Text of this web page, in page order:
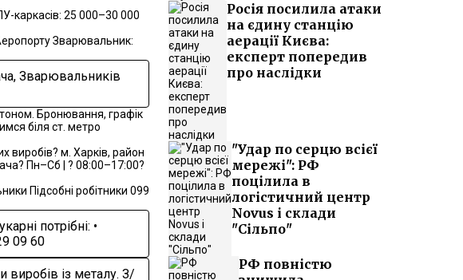
каркасів: 25 000–30 000
Зварювальник:
Зварювальників
Бронювання, графік
біля ст. метро
виробів? м. Харків, район
Пн–Сб | ? 08:00–17:00?
Підсобні робітники 099
потрібні: •
09 60
виробів із металу. З/
Росія посилила атаки
на єдину станцію
аерації Києва:
експерт попередив
про наслідки
"Удар по серцю всієї
мережі": РФ
поцілила в
логістичний центр
Novus і склади
"Сільпо"
РФ повністю